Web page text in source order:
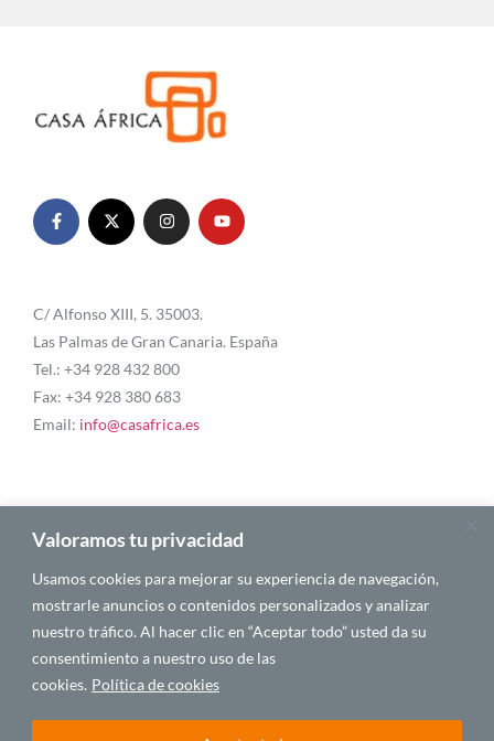
Valoramos tu privacidad
Usamos cookies para mejorar su experiencia de navegación,
mostrarle anuncios o contenidos personalizados y analizar
nuestro tráfico. Al hacer clic en “Aceptar todo” usted da su
consentimiento a nuestro uso de las
cookies. Política de cookies
C/ Alfonso XIII, 5. 35003.
Las Palmas de Gran Canaria. España
Tel.: +34 928 432 800
Fax: +34 928 380 683
Email: info@casafrica.es
Blog
Quiénes somos
Autores
Español